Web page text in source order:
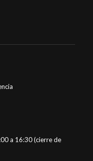
a 16:30 (cierre de